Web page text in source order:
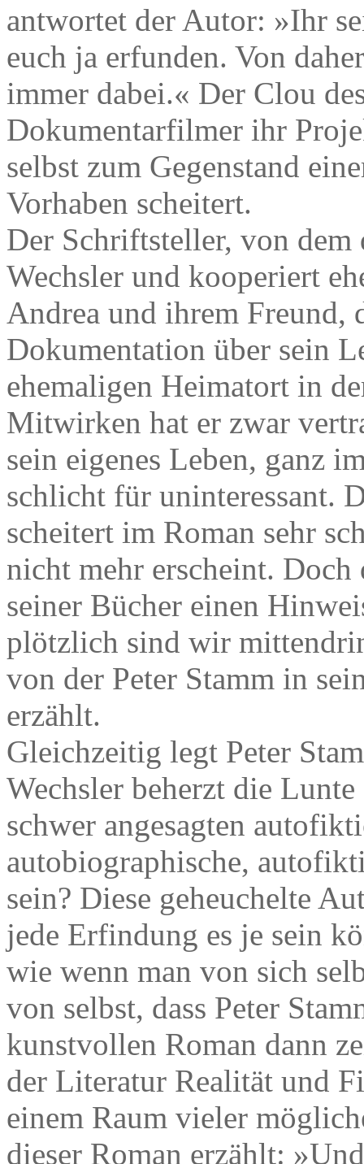
antwortet der Autor: »Ihr
euch ja erfunden. Von
immer dabei.« Der Clou
Dokumentarfilmer ihr
selbst zum Gegenstand
Vorhaben scheitert.
Der Schriftsteller, von
Wechsler und kooperiert
Andrea und ihrem Freund,
Dokumentation über sein
ehemaligen Heimatort in
Mitwirken hat er zwar
sein eigenes Leben, ganz
schlicht für uninteressant.
scheitert im Roman sehr
nicht mehr erscheint.
seiner Bücher einen
plötzlich sind wir
von der Peter Stamm in
erzählt.
Gleichzeitig legt Peter
Wechsler beherzt die
schwer angesagten
autobiographische,
sein? Diese geheuchelte
jede Erfindung es je sein
wie wenn man von sich
von selbst, dass Peter
kunstvollen Roman dann
der Literatur Realität und
einem Raum vieler
dieser Roman erzählt: